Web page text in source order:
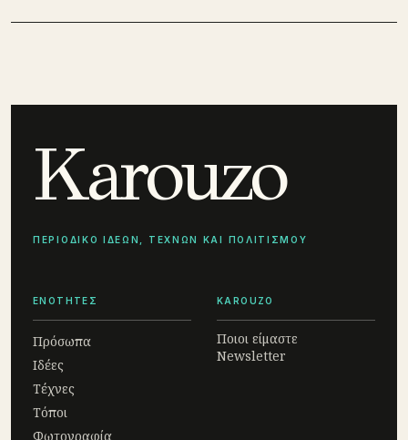
Karouzo
ΠΕΡΙΟΔΙΚΟ ΙΔΕΩΝ, ΤΕΧΝΩΝ ΚΑΙ ΠΟΛΙΤΙΣΜΟΥ
ΕΝΟΤΗΤΕΣ
Πρόσωπα
Ιδέες
Τέχνες
Τόποι
Φωτογραφία
KAROUZO
Ποιοι είμαστε
Newsletter